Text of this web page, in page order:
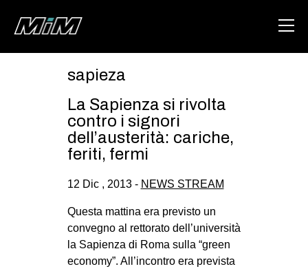
ABOUT
AREA
CSOA LAMBRETTA
MSM
STUDENTI TSUNAMI
sapieza
La Sapienza si rivolta
contro i signori
dell’austerità: cariche,
feriti, fermi
12 Dic , 2013 - NEWS STREAM
Questa mattina era previsto un
convegno al rettorato dell’università
la Sapienza di Roma sulla “green
economy”. All’incontro era prevista